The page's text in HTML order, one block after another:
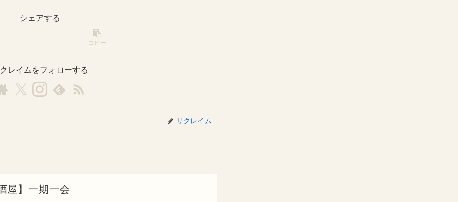
シェアする
コピー
レイムをフォローする
リクレイム
屋】一期一会